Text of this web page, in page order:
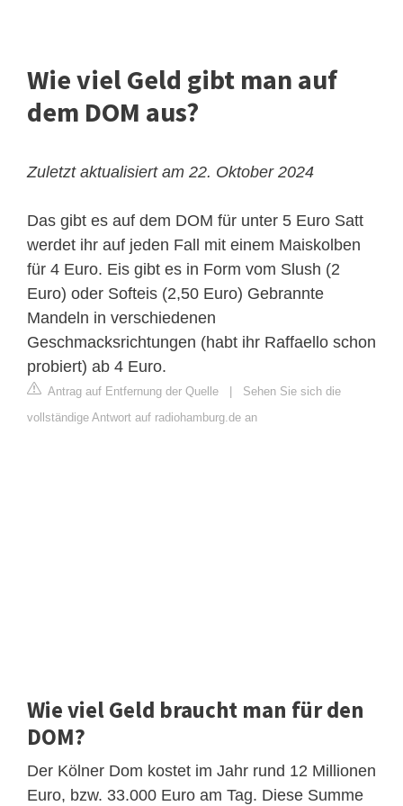
Wie viel Geld gibt man auf
dem DOM aus?
Zuletzt aktualisiert am 22. Oktober 2024
Das gibt es auf dem DOM für unter 5 Euro Satt
werdet ihr auf jeden Fall mit einem Maiskolben
für 4 Euro. Eis gibt es in Form vom Slush (2
Euro) oder Softeis (2,50 Euro) Gebrannte
Mandeln in verschiedenen
Geschmacksrichtungen (habt ihr Raffaello schon
probiert) ab 4 Euro.
Antrag auf Entfernung der Quelle
Sehen Sie sich die
vollständige Antwort auf radiohamburg.de an
Wie viel Geld braucht man für den
DOM?
Der Kölner Dom kostet im Jahr rund 12 Millionen
Euro, bzw. 33.000 Euro am Tag. Diese Summe